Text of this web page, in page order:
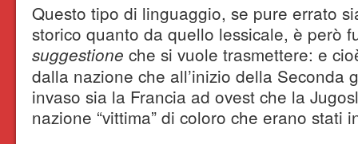
Questo tipo di linguaggio, se pure errato
storico quanto da quello lessicale, è però
suggestione che si vuole trasmettere: e
dalla nazione che all’inizio della Seconda
invaso sia la Francia ad ovest che la
nazione “vittima” di coloro che erano stati